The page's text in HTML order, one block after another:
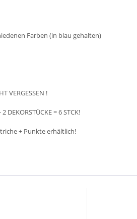
Farben (in blau gehalten)
VERGESSEN !
DEKORSTÜCKE = 6 STCK!
+ Punkte erhältlich!